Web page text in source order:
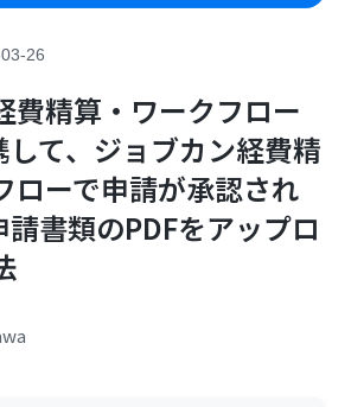
26
費精算・ワークフロー
して、ジョブカン経費精
ローで申請が承認され
書類のPDFをアップロ